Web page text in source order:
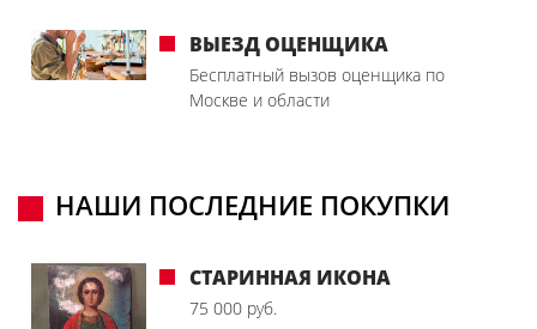
ВЫЕЗД ОЦЕНЩИКА
Бесплатный вызов оценщика по
Москве и области
НАШИ ПОСЛЕДНИЕ ПОКУПКИ
СТАРИННАЯ ИКОНА
75 000 руб.